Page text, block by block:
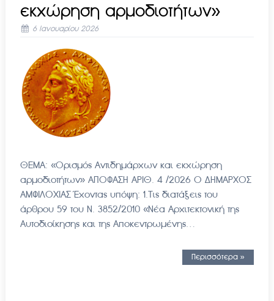
εκχώρηση αρμοδιοτήτων»
6 Ιανουαρίου 2026
ΘΕΜΑ: «Ορισμός Αντιδημάρχων και εκχώρηση
αρμοδιοτήτων» ΑΠΟΦΑΣΗ ΑΡΙΘ. 4 /2026 Ο ΔΗΜΑΡΧΟΣ
ΑΜΦΙΛΟΧΙΑΣ Έχοντας υπόψη: 1.Τις διατάξεις του
άρθρου 59 του Ν. 3852/2010 «Νέα Αρχιτεκτονική της
Αυτοδιοίκησης και της Αποκεντρωμένης…
Περισσότερα »